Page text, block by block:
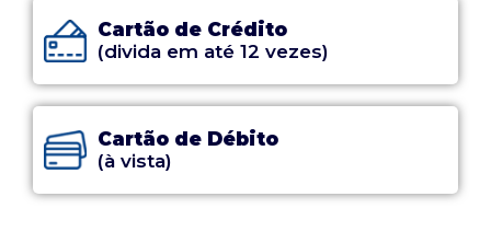
Cartão de Crédito
(divida em até 12 vezes)
Cartão de Débito
(à vista)